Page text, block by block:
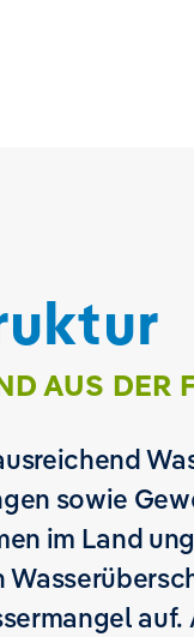
AUS DER
sowie
im Land